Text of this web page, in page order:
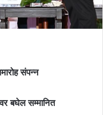
संपन्न
बघेल सम्मानित